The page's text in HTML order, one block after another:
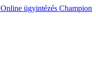
Online ügyintézés Champion